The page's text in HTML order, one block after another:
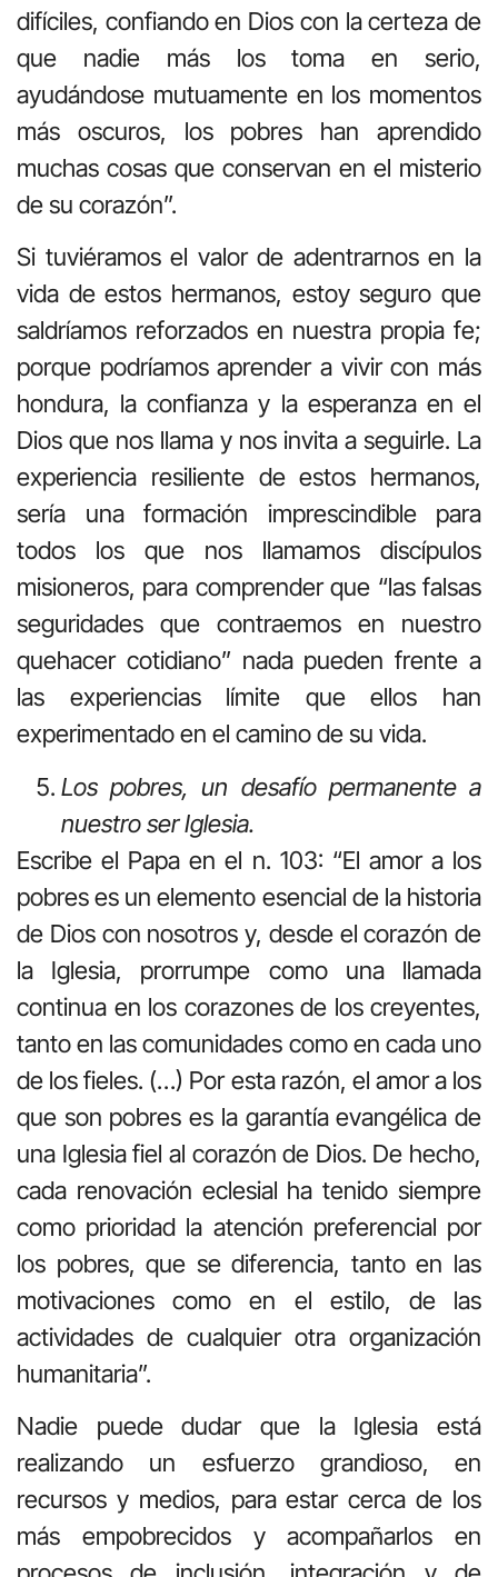
difíciles, confiando en Dios con la certeza de
que nadie más los toma en serio,
ayudándose mutuamente en los momentos
más oscuros, los pobres han aprendido
muchas cosas que conservan en el misterio
de su corazón”.
Si tuviéramos el valor de adentrarnos en la
vida de estos hermanos, estoy seguro que
saldríamos reforzados en nuestra propia fe;
porque podríamos aprender a vivir con más
hondura, la confianza y la esperanza en el
Dios que nos llama y nos invita a seguirle. La
experiencia resiliente de estos hermanos,
sería una formación imprescindible para
todos los que nos llamamos discípulos
misioneros, para comprender que “las falsas
seguridades que contraemos en nuestro
quehacer cotidiano” nada pueden frente a
las experiencias límite que ellos han
experimentado en el camino de su vida.
Los pobres, un desafío permanente a
nuestroserIglesia.
Escribe el Papa en el n. 103: “El amor a los
pobres es un elemento esencial de la historia
de Dios con nosotros y, desde el corazón de
la Iglesia, prorrumpe como una llamada
continua en los corazones de los creyentes,
tanto en las comunidades como en cada uno
de los fieles. (…) Por esta razón, el amor a los
que son pobres es la garantía evangélica de
una Iglesia fiel al corazón de Dios. De hecho,
cada renovación eclesial ha tenido siempre
como prioridad la atención preferencial por
los pobres, que se diferencia, tanto en las
motivaciones como en el estilo, de las
actividades de cualquier otra organización
humanitaria”.
Nadie puede dudar que la Iglesia está
realizando un esfuerzo grandioso, en
recursos y medios, para estar cerca de los
más empobrecidos y acompañarlos en